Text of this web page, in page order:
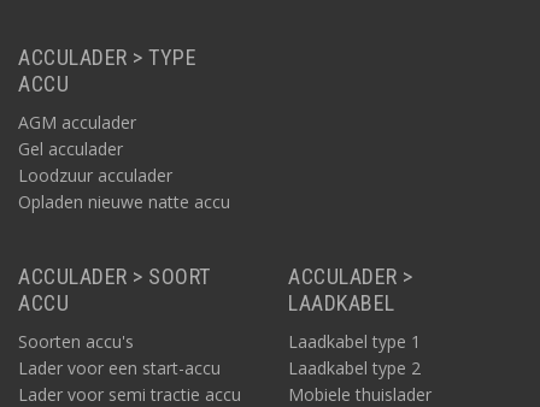
ACCULADER > TYPE
ACCU
AGM acculader
Gel acculader
Loodzuur acculader
Opladen nieuwe natte accu
ACCULADER > SOORT
ACCU
Soorten accu's
Lader voor een start-accu
Lader voor semi tractie accu
ACCULADER >
LAADKABEL
Laadkabel type 1
Laadkabel type 2
Mobiele thuislader